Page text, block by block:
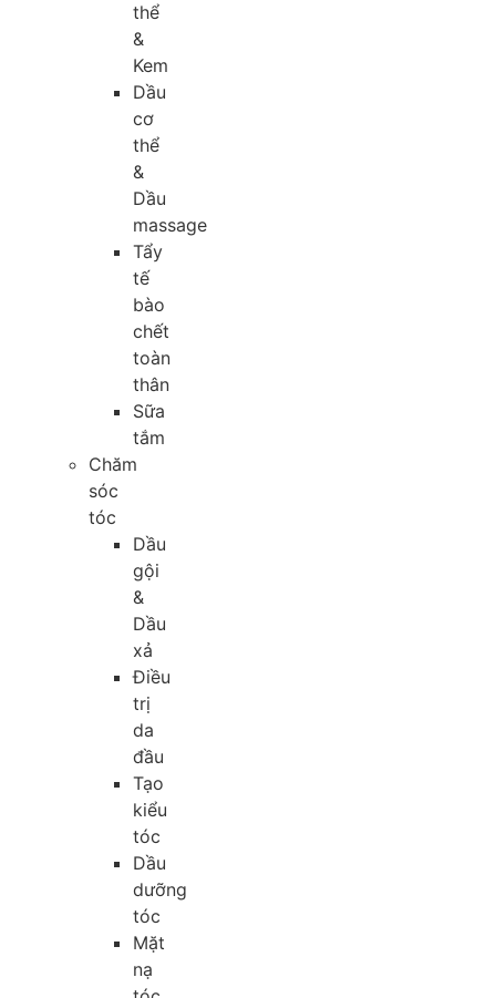
thể
&
Kem
Dầu
cơ
thể
&
Dầu
massage
Tẩy
tế
bào
chết
toàn
thân
Sữa
tắm
Chăm
sóc
tóc
Dầu
gội
&
Dầu
xả
Điều
trị
da
đầu
Tạo
kiểu
tóc
Dầu
dưỡng
tóc
Mặt
nạ